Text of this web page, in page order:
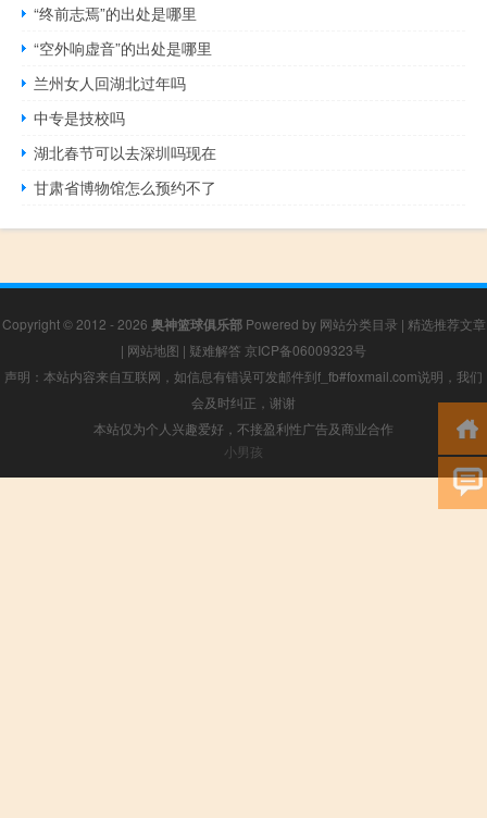
“终前志焉”的出处是哪里
“空外响虚音”的出处是哪里
兰州女人回湖北过年吗
中专是技校吗
湖北春节可以去深圳吗现在
甘肃省博物馆怎么预约不了
Copyright © 2012 - 2026 奥神篮球俱乐部Powered by 网站分类目录 | 精选推荐文章
| 网站地图 | 疑难解答 京ICP备06009323号
声明：本站内容来自互联网，如信息有错误可发邮件到f_fb#foxmail.com说明，我们
会及时纠正，谢谢
本站仅为个人兴趣爱好，不接盈利性广告及商业合作
小男孩